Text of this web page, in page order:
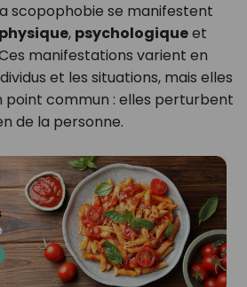
scopophobie se manifestent
physique, psychologiqueet
manifestations varient en
et les situations, mais elles
commun : elles perturbent
de la personne.